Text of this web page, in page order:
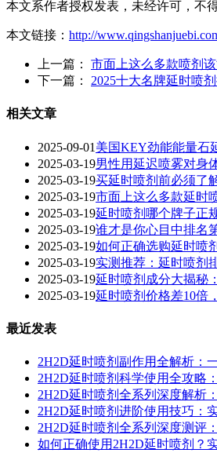
本文系作者授权发表，未经许可，不得
本文链接： http://
上一篇： 市面上这么多款喷剂
下一篇： 2025十大名牌延时喷
相关文章
2025-09-01 美国KEY劲能能量石
2025-03-19男性用延迟喷雾对身
2025-03-19买延时喷剂前必须了
2025-03-19市面上这么多款延时
2025-03-19延时喷剂哪个牌子正
2025-03-19谁才是你心目中排名
2025-03-19如何正确选购延时喷
2025-03-19实测推荐：延时喷剂
2025-03-19延时喷剂成分大揭秘
2025-03-19延时喷剂价格差10倍
最近发表
2H2D延时喷剂副作用全解析：
2H2D延时喷剂科学使用全攻略
2H2D延时喷剂全系列深度解析
2H2D延时喷剂进阶使用技巧：
2H2D延时喷剂全系列深度测评
如何正确使用2H2D延时喷剂？